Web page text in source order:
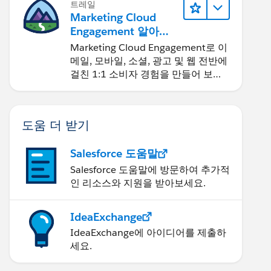
트레일
Marketing Cloud
Engagement 알아보
기
Marketing Cloud Engagement로 이
메일, 모바일, 소셜, 광고 및 웹 전반에
걸친 1:1 소비자 경험을 만들어 보세
도움 더 받기
Salesforce 도움말
Salesforce 도움말에 방문하여 추가적
인 리소스와 지원을 받아보세요.
IdeaExchange
IdeaExchange에 아이디어를 제출하
세요.